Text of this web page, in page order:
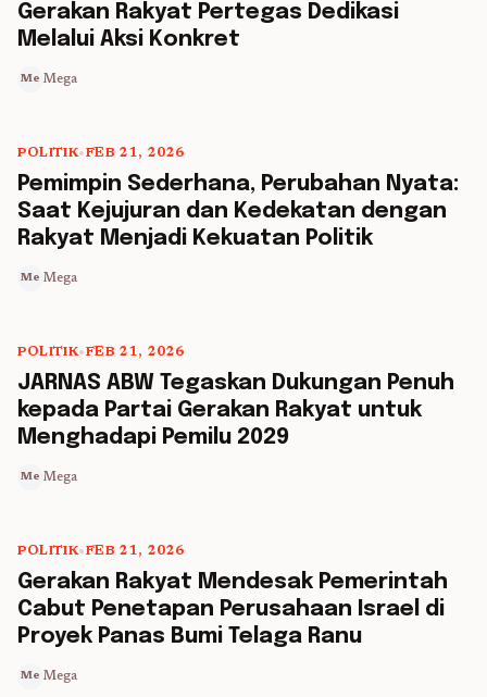
Gerakan Rakyat Pertegas Dedikasi
Melalui Aksi Konkret
Me Mega
5 min read
POLITIK•FEB 21, 2026
Pemimpin Sederhana, Perubahan Nyata:
Saat Kejujuran dan Kedekatan dengan
Rakyat Menjadi Kekuatan Politik
Me Mega
5 min read
POLITIK•FEB 21, 2026
JARNAS ABW Tegaskan Dukungan Penuh
kepada Partai Gerakan Rakyat untuk
Menghadapi Pemilu 2029
Me Mega
5 min read
POLITIK•FEB 21, 2026
Gerakan Rakyat Mendesak Pemerintah
Cabut Penetapan Perusahaan Israel di
Proyek Panas Bumi Telaga Ranu
Me Mega